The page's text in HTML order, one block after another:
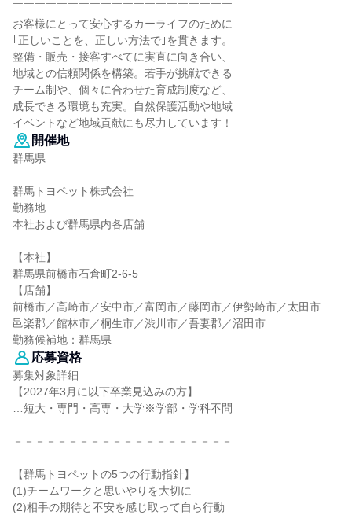
￣￣￣￣￣￣￣￣￣￣￣￣￣￣￣￣￣￣￣￣
お客様にとって安心するカーライフのために
｢正しいことを、正しい方法で｣を貫きます。
整備・販売・接客すべてに実直に向き合い、
地域との信頼関係を構築。若手が挑戦できる
チーム制や、個々に合わせた育成制度など、
成長できる環境も充実。自然保護活動や地域
イベントなど地域貢献にも尽力しています！
開催地
群馬県
群馬トヨペット株式会社
勤務地
本社および群馬県内各店舗
【本社】
群馬県前橋市石倉町2-6-5
【店舗】
前橋市／高崎市／安中市／富岡市／藤岡市／伊勢崎市／太田市
邑楽郡／館林市／桐生市／渋川市／吾妻郡／沼田市
勤務候補地：群馬県
応募資格
募集対象詳細
【2027年3月に以下卒業見込みの方】
…短大・専門・高専・大学※学部・学科不問
－－－－－－－－－－－－－－－－－－－－
【群馬トヨペットの5つの行動指針】
(1)チームワークと思いやりを大切に
(2)相手の期待と不安を感じ取って自ら行動